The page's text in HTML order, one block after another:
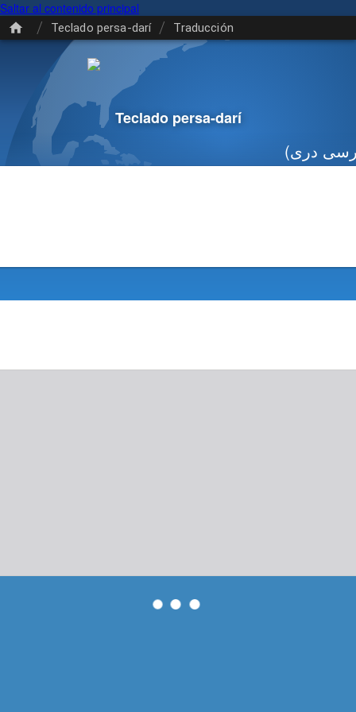
Saltar al contenido principal
/ Teclado persa-darí / Traducción
Teclado persa-darí
دری)